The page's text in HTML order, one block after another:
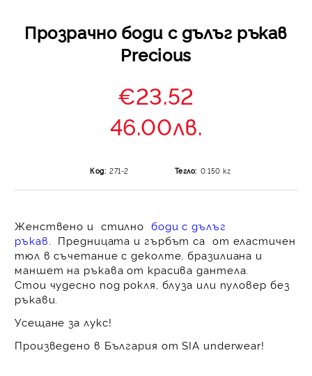
Прозрачно боди с дълъг ръкав
Precious
€23.52
46.00лв.
Код: 271-2 Тегло: 0.150 кг
Женствено и стилно боди с дълъг
ръкав
Предницата и гърбът са от еластичен
тюл в съчетание с деколте, бразилиана и
маншет на ръкава от красива дантела.
Стои чудесно под рокля, блуза или пуловер без
ръкави.
Усещане за лукс!
Произведено в България от SIA underwear!